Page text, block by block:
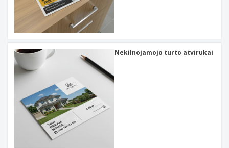
Nekilnojamojo turto atvirukai